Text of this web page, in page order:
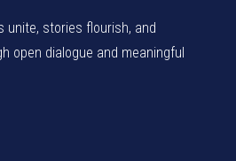
unite, stories flourish, and
open dialogue and meaningful